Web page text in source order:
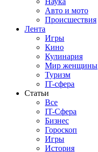
Авто и мото
Происшествия
Лента
Игры
Кино
Кулинария
Мир женщины
Туризм
IT-сфера
Статьи
Все
IT-Сфера
Бизнес
Гороскоп
Игры
История